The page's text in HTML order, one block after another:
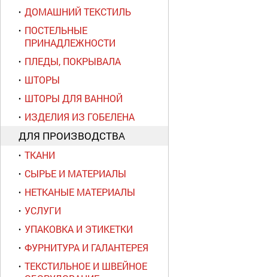
ДОМАШНИЙ ТЕКСТИЛЬ
ПОСТЕЛЬНЫЕ
ПРИНАДЛЕЖНОСТИ
ПЛЕДЫ, ПОКРЫВАЛА
ШТОРЫ
ШТОРЫ ДЛЯ ВАННОЙ
ИЗДЕЛИЯ ИЗ ГОБЕЛЕНА
ДЛЯ ПРОИЗВОДСТВА
ТКАНИ
СЫРЬЕ И МАТЕРИАЛЫ
НЕТКАНЫЕ МАТЕРИАЛЫ
УСЛУГИ
УПАКОВКА И ЭТИКЕТКИ
ФУРНИТУРА И ГАЛАНТЕРЕЯ
ТЕКСТИЛЬНОЕ И ШВЕЙНОЕ